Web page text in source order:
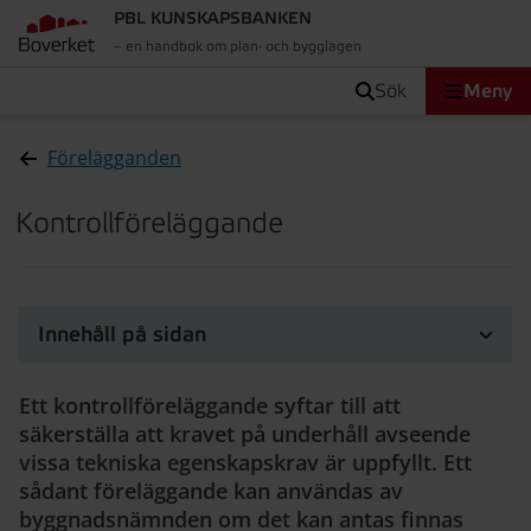
PBL KUNSKAPSBANKEN
– en handbok om plan- och bygglagen
sök Meny
Förelägganden
Kontrollföreläggande
Innehåll på sidan
Ett kontrollföreläggande syftar till att
säkerställa att kravet på underhåll avseende
vissa tekniska egenskapskrav är uppfyllt. Ett
sådant föreläggande kan användas av
byggnadsnämnden om det kan antas finnas